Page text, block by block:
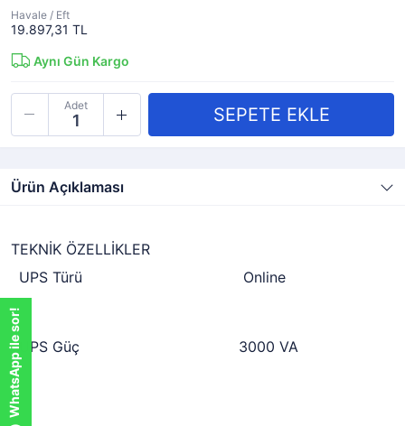
Havale / Eft
19.897,31 TL
Aynı Gün Kargo
Adet
Ürün Açıklaması
TEKNİK ÖZELLİKLER
UPS Türü
Online
UPS Güç 3000 VA
WhatsApp ile sor!
WhatsApp ile sor!